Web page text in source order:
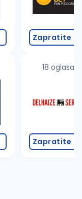
č, ć, š, đ,
Zapratite
18 oglasa
Zapratite